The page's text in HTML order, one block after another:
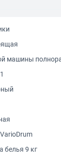
машины
белья 9 кг